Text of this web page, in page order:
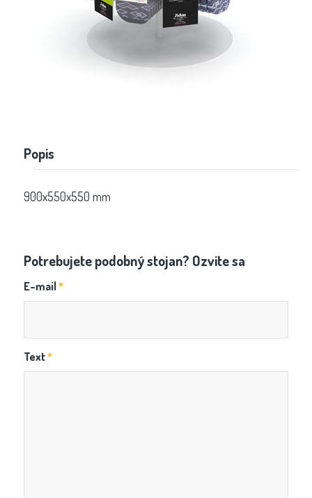
Popis
900x550x550 mm
Potrebujete podobný stojan? Ozvite sa
E-mail*
Text*